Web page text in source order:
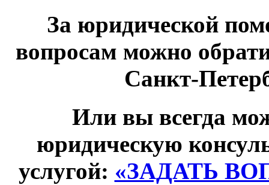
За юридической
вопросам можно
Санкт-
Или вы всегда
юридическую
услугой: «ЗАДАТЬ